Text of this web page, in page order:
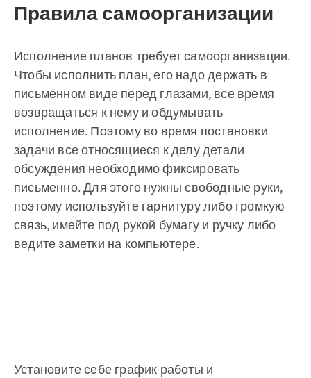
Правила самоорганизации
Исполнение планов требует самоорганизации.
Чтобы исполнить план, его надо держать в
письменном виде перед глазами, все время
возвращаться к нему и обдумывать
исполнение. Поэтому во время постановки
задачи все относящиеся к делу детали
обсуждения необходимо фиксировать
письменно. Для этого нужны свободные руки,
поэтому используйте гарнитуру либо громкую
связь, имейте под рукой бумагу и ручку либо
ведите заметки на компьютере.
Установите себе график работы и